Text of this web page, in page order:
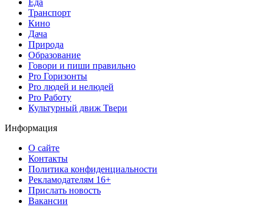
Еда
Транспорт
Кино
Дача
Природа
Образование
Говори и пиши правильно
Pro Горизонты
Pro людей и нелюдей
Pro Работу
Культурный движ Твери
Информация
О сайте
Контакты
Политика конфиденциальности
Рекламодателям 16+
Прислать новость
Вакансии